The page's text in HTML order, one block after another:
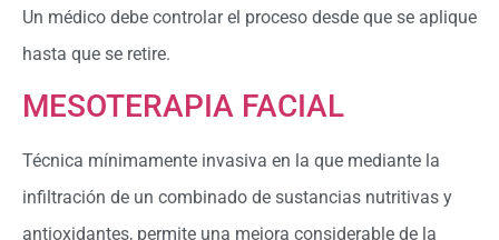
Un médico debe controlar el proceso desde que se aplique
hasta que se retire.
MESOTERAPIA FACIAL
Técnica mínimamente invasiva en la que mediante la
infiltración de un combinado de sustancias nutritivas y
antioxidantes, permite una mejora considerable de la